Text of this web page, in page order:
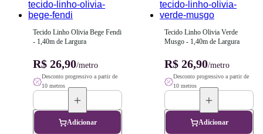
Tecido Linho Olivia Bege Fendi
- 1,40m de Largura
R$ 26,90/metro
Desconto progressivo a partir de
10 metros
Adicionar
Tecido Linho Olivia Verde
Musgo - 1,40m de Largura
R$ 26,90/metro
Desconto progressivo a partir de
10 metros
Adicionar